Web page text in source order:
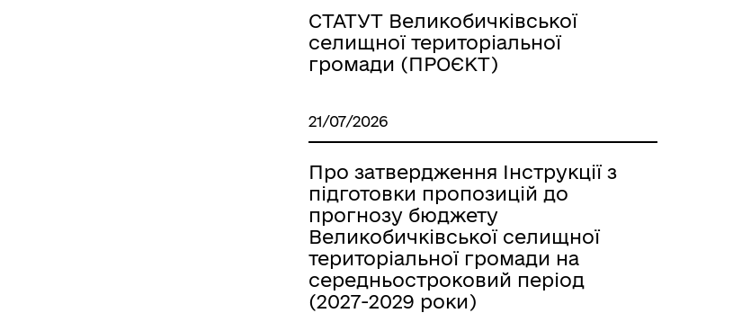
СТАТУТ Великобичківської
селищної територіальної
громади (ПРОЄКТ)
21/07/2026
Про затвердження Інструкції з
підготовки пропозицій до
прогнозу бюджету
Великобичківської селищної
територіальної громади на
середньостроковий період
(2027-2029 роки)